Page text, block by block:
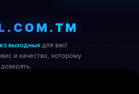
выходных для вас!
и качество, которому